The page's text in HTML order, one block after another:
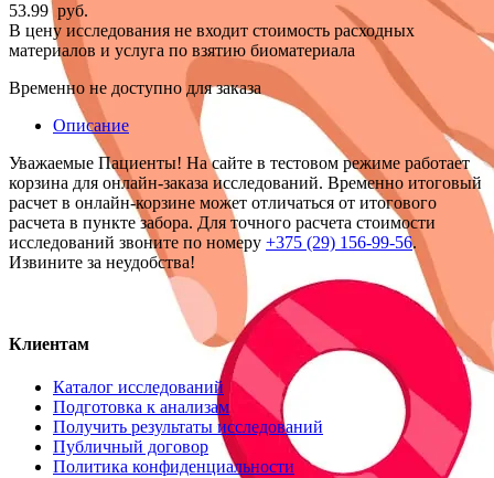
53.99 руб.
В цену исследования не входит стоимость расходных
материалов и услуга по взятию биоматериала
Временно не доступно для заказа
Описание
Уважаемые Пациенты! На сайте в тестовом режиме работает
корзина для онлайн-заказа исследований. Временно итоговый
расчет в онлайн-корзине может отличаться от итогового
расчета в пункте забора. Для точного расчета стоимости
исследований звоните по номеру +375 (29) 156-99-56.
Извините за неудобства!
Клиентам
Каталог исследований
Подготовка к анализам
Получить результаты исследований
Публичный договор
Политика конфиденциальности